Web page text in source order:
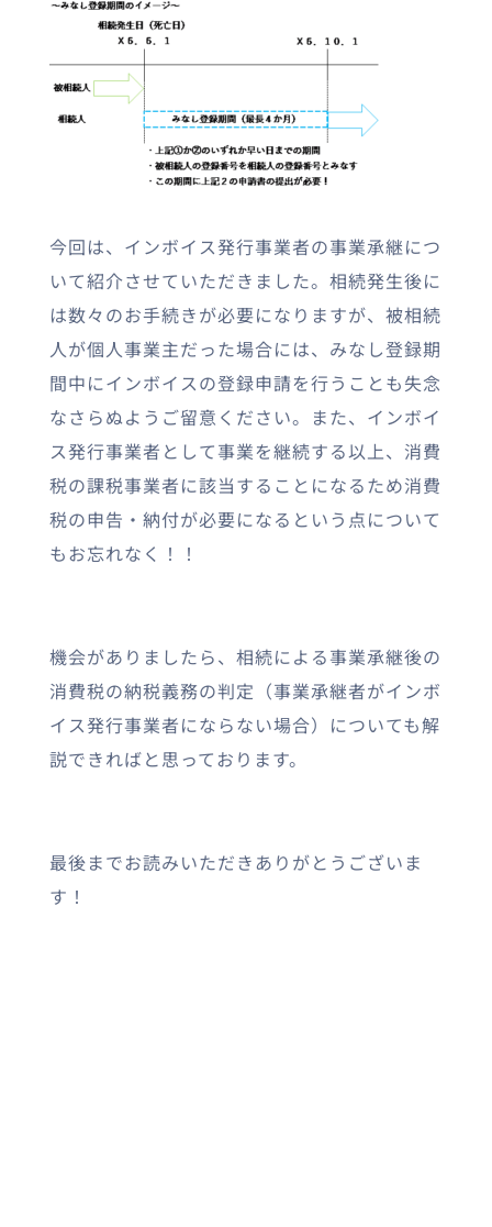
今回は、インボイス発行事業者の事業承継につ
いて紹介させていただきました。相続発生後に
は数々のお手続きが必要になりますが、被相続
人が個人事業主だった場合には、みなし登録期
間中にインボイスの登録申請を行うことも失念
なさらぬようご留意ください。また、インボイ
ス発行事業者として事業を継続する以上、消費
税の課税事業者に該当することになるため消費
税の申告・納付が必要になるという点について
もお忘れなく！！
機会がありましたら、相続による事業承継後の
消費税の納税義務の判定（事業承継者がインボ
イス発行事業者にならない場合）についても解
説できればと思っております。
最後までお読みいただきありがとうございま
す！